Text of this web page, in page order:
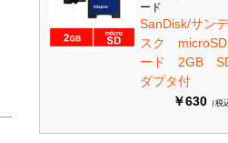
ード
SanDisk/サン
スク
ード 2GB
ダプタ付
￥630 （税